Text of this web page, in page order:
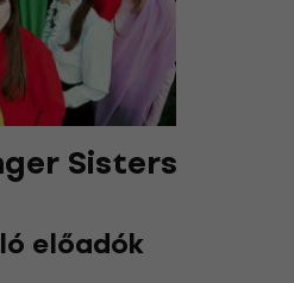
Sisters
előadók